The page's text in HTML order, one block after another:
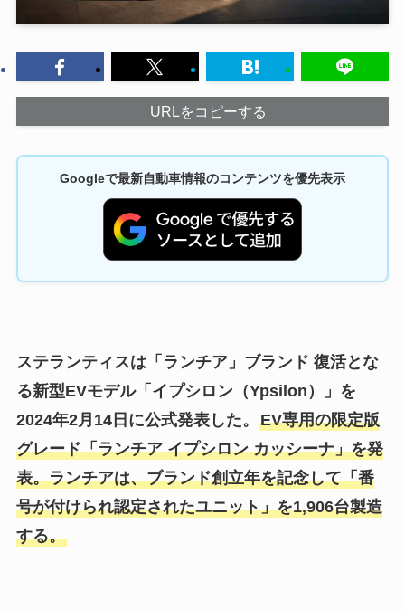
URLをコピーする
Googleで最新自動車情報のコンテンツを優先表示
ステランティスは「ランチア」ブランド 復活とな
る新型EVモデル「イプシロン（Ypsilon）」を
2024年2月14日に公式発表した。 EV専用の限定版
グレード「ランチア イプシロン カッシーナ」を発
表。ランチアは、ブランド創立年を記念して「番
号が付けられ認定されたユニット」を1,906台製造
する。